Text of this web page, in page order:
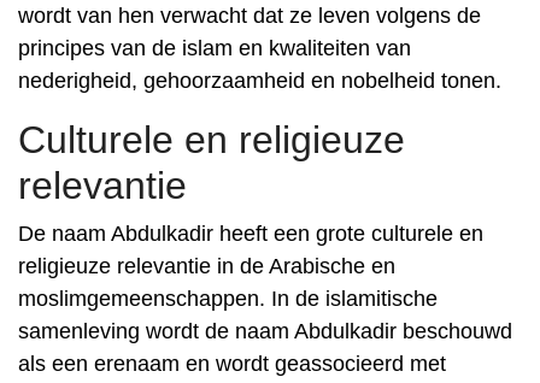
wordt van hen verwacht dat ze leven volgens de
principes van de islam en kwaliteiten van
nederigheid, gehoorzaamheid en nobelheid tonen.
Culturele en religieuze
relevantie
De naam Abdulkadir heeft een grote culturele en
religieuze relevantie in de Arabische en
moslimgemeenschappen. In de islamitische
samenleving wordt de naam Abdulkadir beschouwd
als een erenaam en wordt geassocieerd met